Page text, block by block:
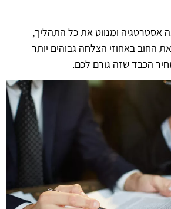
אסטרטגיה ומנווט את כל התהליך,
החוב באחוזי הצלחה גבוהים יותר
הכבד שזה גורם לכם.